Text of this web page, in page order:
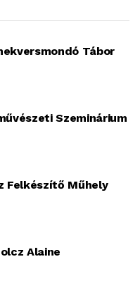
Tábor
Szeminárium
Felkészítő Műhely
Alaine